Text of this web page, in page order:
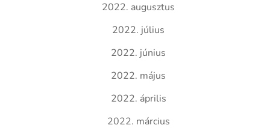
2022. augusztus
2022. július
2022. június
2022. május
2022. április
2022. március